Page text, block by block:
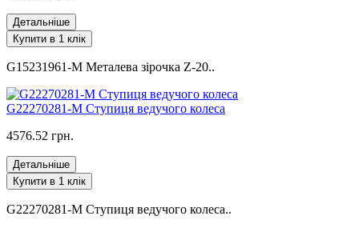
Детальніше
Купити в 1 клік
G15231961-M Металева зірочка Z-20..
G22270281-M Ступиця ведучого колеса
4576.52 грн.
Детальніше
Купити в 1 клік
G22270281-M Ступиця ведучого колеса..